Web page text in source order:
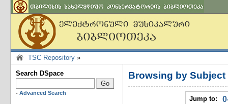
TSC Repository »
Search DSpace
- Advanced Search
Browsing by
Jump to: